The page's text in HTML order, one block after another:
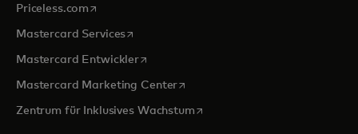
Priceless.com wird in einer neuen Registerkarte geöffnet
Mastercard Serviceswird in einer neuen Registerkarte geöffnet
Mastercard Entwicklerwird in einer neuen Registerkarte
Mastercard Marketing Centerwird in einer neuen
Zentrum für Inklusives Wachstumwird in einer neuen